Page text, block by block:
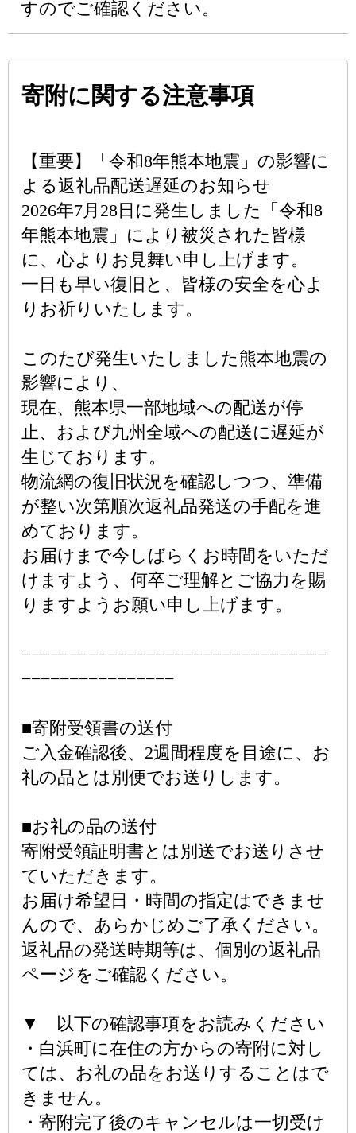
すのでご確認ください。
寄附に関する注意事項
【重要】「令和8年熊本地震」の影響に
よる返礼品配送遅延のお知らせ
2026年7月28日に発生しました「令和8
年熊本地震」により被災された皆様
に、心よりお見舞い申し上げます。
一日も早い復旧と、皆様の安全を心よ
りお祈りいたします。
このたび発生いたしました熊本地震の
影響により、
現在、熊本県一部地域への配送が停
止、および九州全域への配送に遅延が
生じております。
物流網の復旧状況を確認しつつ、準備
が整い次第順次返礼品発送の手配を進
めております。
お届けまで今しばらくお時間をいただ
けますよう、何卒ご理解とご協力を賜
りますようお願い申し上げます。
−−−−−−−−−−−−−−−−−−−−−−−−−−−−−−−−
−−−−−−−−−−−−−−−−
■寄附受領書の送付
ご入金確認後、2週間程度を目途に、お
礼の品とは別便でお送りします。
■お礼の品の送付
寄附受領証明書とは別送でお送りさせ
ていただきます。
お届け希望日・時間の指定はできませ
んので、あらかじめご了承ください。
返礼品の発送時期等は、個別の返礼品
ページをご確認ください。
▼ 以下の確認事項をお読みください
・白浜町に在住の方からの寄附に対し
ては、お礼の品をお送りすることはで
きません。
・寄附完了後のキャンセルは一切受け